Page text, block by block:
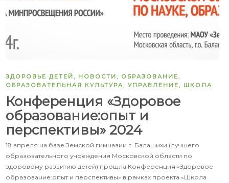
ЗДОРОВЬЕ ДЕТЕЙ , НОВОСТИ , ОБРАЗОВАНИЕ ,
ОБРАЗОВАТЕЛЬНАЯ КУЛЬТУРА , УПРАВЛЕНИЕ , ШКОЛА
Конференция «Здоровое
образование:опыт и
перспективы» 2024
18 апреля на базе Земской гимназии г. Балашихи (лучшего
образовательного учреждения Московской области по
здоровому развитию детей) прошла Конференция «Здоровое
образование:опыт и перспективы» в рамках проекта «Школа